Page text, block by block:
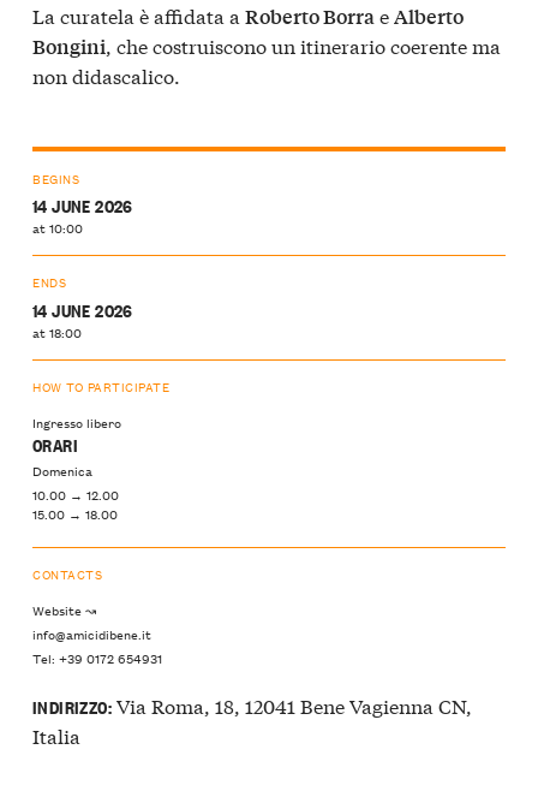
La curatela è affidata a Roberto BorraeAlberto
Bongini, che costruiscono un itinerario coerente ma
non didascalico.
BEGINS
14 JUNE 2026
at 10:00
ENDS
14 JUNE 2026
at 18:00
HOW TO PARTICIPATE
Ingresso libero
ORARI
Domenica
10.00 → 12.00
15.00 → 18.00
CONTACTS
Website ↝
info@amicidibene.it
Tel: +39 0172 654931
INDIRIZZO:Via Roma, 18, 12041 Bene Vagienna CN,
Italia